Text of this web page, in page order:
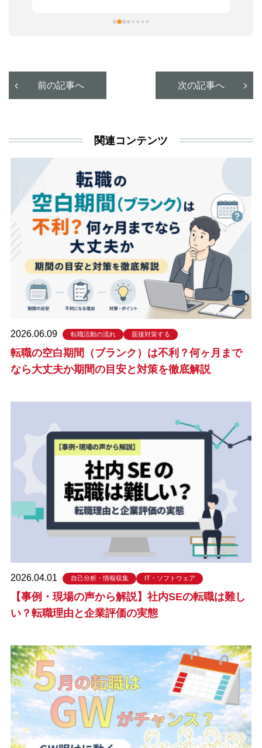
前の記事へ 次の記事へ
関連コンテンツ
2026.06.09 転職活動の流れ 面接対策する
転職の空白期間（ブランク）は不利？何ヶ月まで
なら大丈夫か期間の目安と対策を徹底解説
2026.04.01 自己分析・情報収集 IT・ソフトウェア
【事例・現場の声から解説】社内SEの転職は難し
い？転職理由と企業評価の実態